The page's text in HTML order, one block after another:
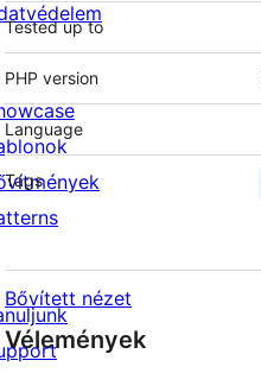
Tested up to
PHP version
Language
Tags
Bővített nézet
Vélemények